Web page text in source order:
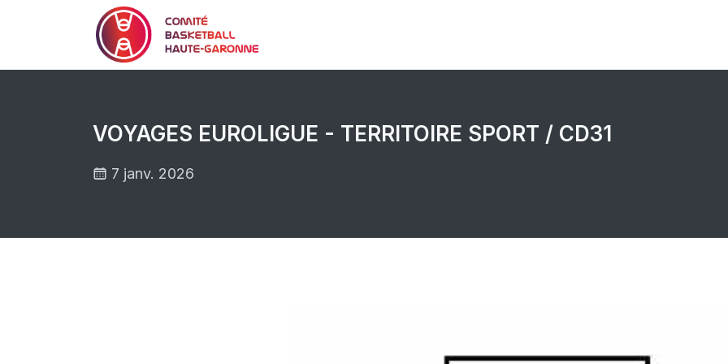
VOYAGES EUROLIGUE - TERRITOIRE SPORT / CD31
7 janv. 2026